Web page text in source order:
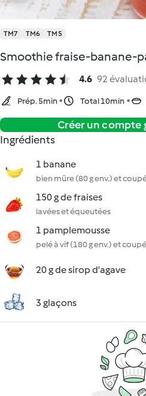
TM7 TM6 TM5
Smoothie fraise-banane-
4.6 92
Prép. 5min Total 10min
Créer un
Ingrédients
1 banane
bien mûre (80 g env.) et
150 g de fraises
lavées et équeutées
1 pamplemousse
pelé à vif (180 g env.) et
20 g de sirop d'agave
3 glaçons